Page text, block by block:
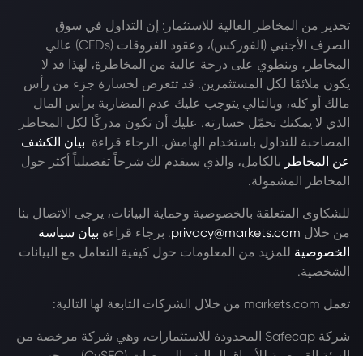
تحذير من المخاطر العالية للاستثمار: إن التداول في سوق
الصرف الأجنبي (الفوركس)، وعقود الفروقات (CFDs) عالي
المخاطر، وينطوي على درجة عالية من المخاطرة، لهذا قد لا
يكون ملائمًا لكل المستثمرين. قد تتعرض لخسارة جزء من رأس
مالك أو كله، وبالتالي يتوجب عليك عدم المضاربة برأس المال
الذي لا يمكنك تحمّل خسارته. عليك أن تكون مدركًا لكل المخاطر
المصاحبة للتداول باستخدام الهامش. الرجاء قراءة بيان الكشف
عن المخاطر بالكامل، والذي سيقدم لك شرحاً تفصيلياً أكثر حول
المخاطر المشمولة.
للشكاوى المتعلقة بالخصوصية وحماية البيانات، يرجى الاتصال بنا
من خلال privacy@markets.com. برجاء قراءة بيان سياسة
الخصوصية للمزيد من المعلومات حول كيفية التعامل مع البيانات
الشخصية.
تعمل markets.com من خلال الشركات التابعة لها التالية:
شركة Safecap المحدودة للاستثمارات، وهي شركة مرخصة من